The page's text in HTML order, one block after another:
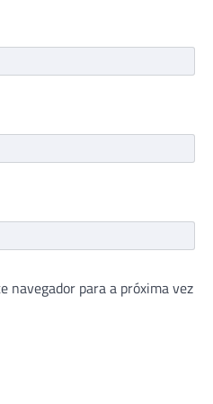
navegador para a próxima vez